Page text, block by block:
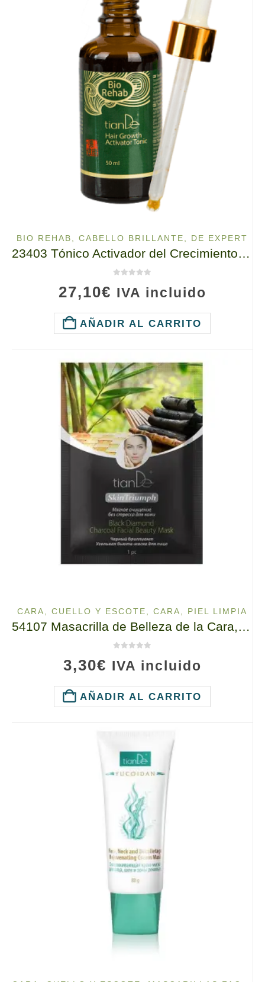
BIO REHAB, CABELLO BRILLANTE, DE EXPERT
23403 Tónico Activador del Crecimiento del Cabello Bio Rehab TIANDE 50g
27,10€ IVA incluido
AÑADIR AL CARRITO
CARA, CUELLO Y ESCOTE, CARA, PIEL LIMPIA
54107 Masacrilla de Belleza de la Cara, Black Diamond Carbon, tianDe, 1un., Limpieza Suave de la Piel Sin Estrés
3,30€ IVA incluido
AÑADIR AL CARRITO